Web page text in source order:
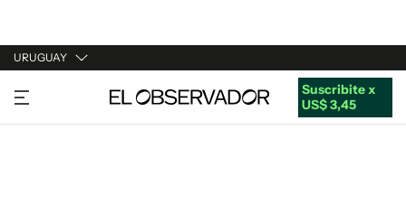
URUGUAY
URUGUAY
ARGENTINA
Suscribite x
US$ 3,45